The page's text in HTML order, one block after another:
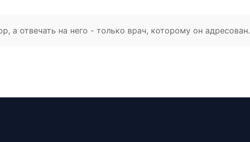
а отвечать на него - только врач, которому он адресован.